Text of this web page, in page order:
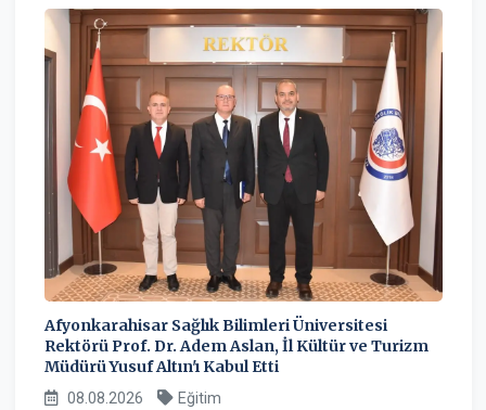
Afyonkarahisar Sağlık Bilimleri Üniversitesi
Rektörü Prof. Dr. Adem Aslan, İl Kültür ve Turizm
Müdürü Yusuf Altın'ı Kabul Etti
08.08.2026 Eğitim